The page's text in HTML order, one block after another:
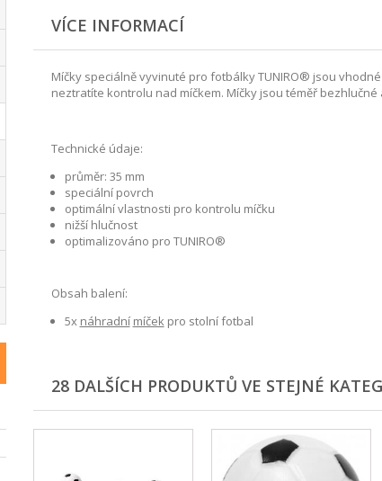
VÍCE INFORMACÍ
Míčky speciálně vyvinuté pro fotbálky TUNIRO® jsou
neztratíte kontrolu nad míčkem. Míčky jsou téměř bezhlučné
Technické údaje:
průměr: 35 mm
speciální povrch
optimální vlastnosti pro kontrolu míčku
nižší hlučnost
optimalizováno pro TUNIRO®
Obsah balení:
5x náhradní míčekpro stolní fotbal
28 DALŠÍCH PRODUKTŮ VE STEJNÉ